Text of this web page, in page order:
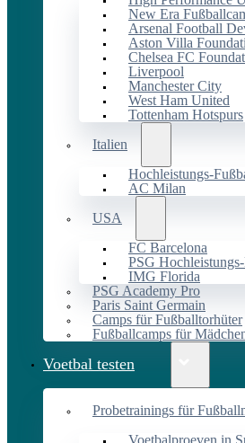
New Era
Arsenal Football
Aston Villa
Chelsea FC
Liverpool
Manchester City
West Ham United
Tottenham Hotspurs
Italien
Hochleistungs-
AC Milan
USA
FC Barcelona
PSG
IMG Florida
PSG Academy Pro
Paris Saint Germain
Camps für Fußballtorhüter
Fußballcamps für
Voetbal testen
Probetrainings für
Voetbalproeven in